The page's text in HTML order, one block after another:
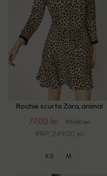
Rochie scurta Zara, animal
77.00 lei 115.00 lei
RRP: 249.00 lei
XS M